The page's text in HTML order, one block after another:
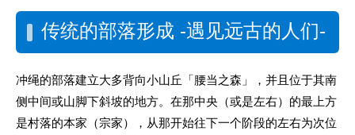
传统的部落形成 -遇见远古的人们-
冲绳的部落建立大多背向小山丘「腰当之森」，并且位于其南
侧中间或山脚下斜坡的地方。在那中央（或是左右）的最上方
是村落的本家（宗家），从那开始往下一个阶段的左右为次位